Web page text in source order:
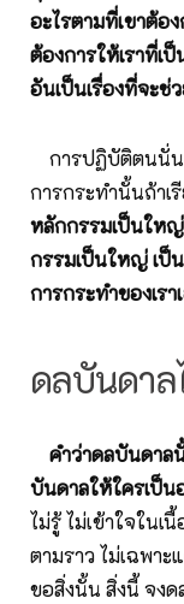
อะไรตามที่เขาต้
ต้องการให้เราที่
อันเป็นเรื่องที่จะ
การปฏิบัติตนนั่น
การกระทำนั้นถ้าเ
หลักกรรมเป็นให
กรรมเป็นใหญ่ เป็
การกระทำของเร
ดลบันดาล
คำว่าดลบันดาล
บันดาลให้ใครเป็น
ไม่รู้ ไม่เข้าใจใน
ตามราว ไม่เฉพาะ
ขอสิ่งนั้น สิ่งนี้ จง